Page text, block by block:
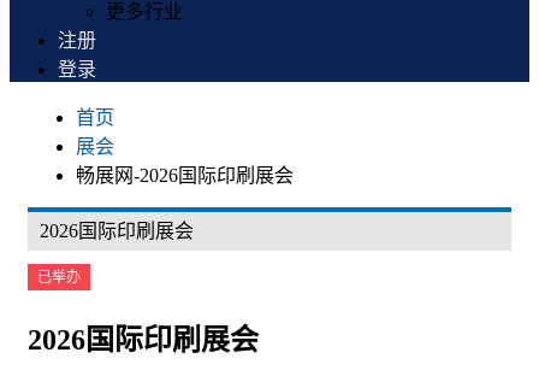
更多行业
注册
登录
首页
展会
畅展网-2026国际印刷展会
2026国际印刷展会
已举办
2026国际印刷展会